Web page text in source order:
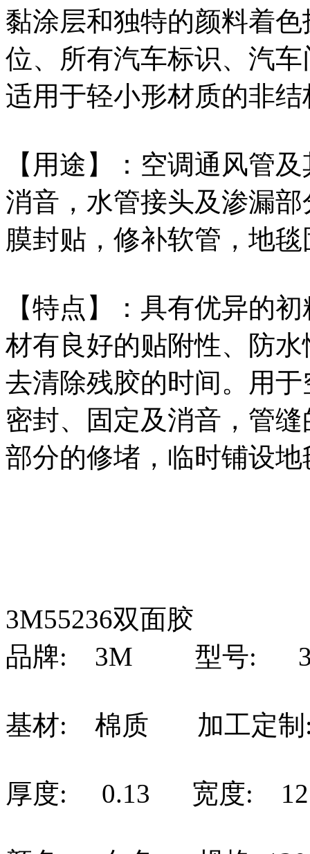
黏涂层和独特的颜料着
位、所有汽车标识、汽
适用于轻小形材质的非
【用途】：空调通风管
消音，水管接头及渗漏
膜封贴，修补软管，地
【特点】：具有优异的
材有良好的贴附性、防
去清除残胶的时间。用
密封、固定及消音，管
部分的修堵，临时铺设
3M55236双面胶
品牌: 3M 型号:
基材: 棉质 加工定
厚度: 0.13 宽度: